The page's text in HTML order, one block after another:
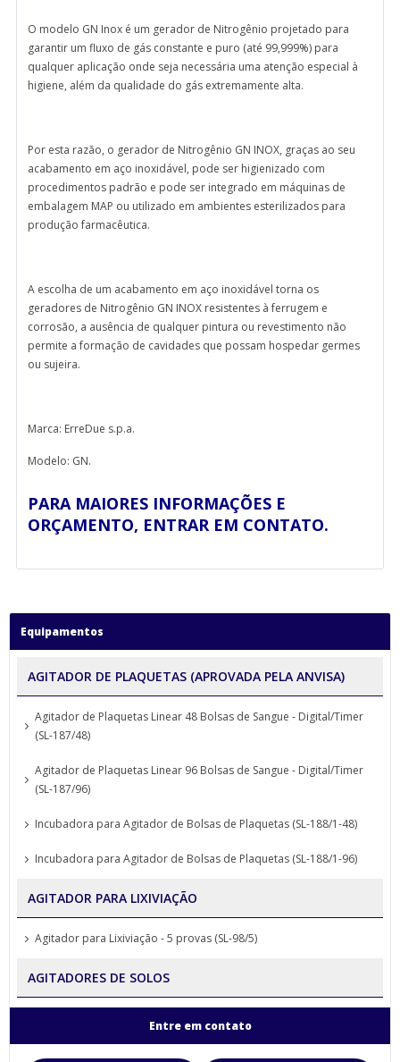
O modelo GN Inox é um gerador de Nitrogênio projetado para
garantir um fluxo de gás constante e puro (até 99,999%) para
qualquer aplicação onde seja necessária uma atenção especial à
higiene, além da qualidade do gás extremamente alta.
Por esta razão, o gerador de Nitrogênio GN INOX, graças ao seu
acabamento em aço inoxidável, pode ser higienizado com
procedimentos padrão e pode ser integrado em máquinas de
embalagem MAP ou utilizado em ambientes esterilizados para
produção farmacêutica.
A escolha de um acabamento em aço inoxidável torna os
geradores de Nitrogênio GN INOX resistentes à ferrugem e
corrosão, a ausência de qualquer pintura ou revestimento não
permite a formação de cavidades que possam hospedar germes
ou sujeira.
Marca: ErreDue s.p.a.
Modelo: GN.
PARA MAIORES INFORMAÇÕES E
ORÇAMENTO, ENTRAR EM CONTATO.
Equipamentos
AGITADOR DE PLAQUETAS (APROVADA PELA ANVISA)
Agitador de Plaquetas Linear 48 Bolsas de Sangue - Digital/Timer
(SL-187/48)
Agitador de Plaquetas Linear 96 Bolsas de Sangue - Digital/Timer
(SL-187/96)
Incubadora para Agitador de Bolsas de Plaquetas (SL-188/1-48)
Incubadora para Agitador de Bolsas de Plaquetas (SL-188/1-96)
AGITADOR PARA LIXIVIAÇÃO
Agitador para Lixiviação - 5 provas (SL-98/5)
AGITADORES DE SOLOS
Entre em contato